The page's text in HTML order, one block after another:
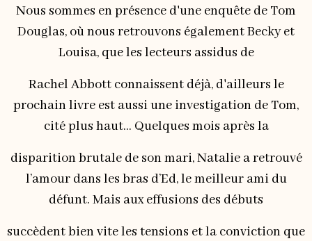
Nous sommes en présence d'une enquête de Tom
Douglas, où nous retrouvons également Becky et
Louisa, que les lecteurs assidus de
Rachel Abbott connaissent déjà, d'ailleurs le
prochain livre est aussi une investigation de Tom,
cité plus haut... Quelques mois après la
disparition brutale de son mari, Natalie a retrouvé
l’amour dans les bras d’Ed, le meilleur ami du
défunt. Mais aux effusions des débuts
succèdent bien vite les tensions et la conviction que